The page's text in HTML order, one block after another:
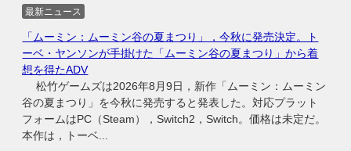
最新ニュース
「ムーミン：ムーミン谷の夏まつり」，今秋に発売決定。ト
ーベ・ヤンソンが手掛けた「ムーミン谷の夏まつり」から着
想を得たADV
松竹ゲームズは2026年8月9日，新作「ムーミン：ムーミン
谷の夏まつり」を今秋に発売すると発表した。対応プラット
フォームはPC（Steam），Switch2，Switch。価格は未定だ。
本作は，トーベ...